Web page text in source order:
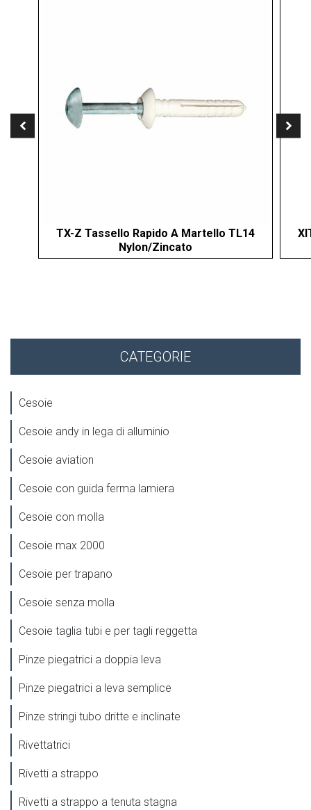
CATEGORIE
Cesoie
Cesoie andy in lega di alluminio
Cesoie aviation
Cesoie con guida ferma lamiera
Cesoie con molla
Cesoie max 2000
Cesoie per trapano
Cesoie senza molla
Cesoie taglia tubi e per tagli reggetta
Pinze piegatrici a doppia leva
Pinze piegatrici a leva semplice
Pinze stringi tubo dritte e inclinate
Rivettatrici
Rivetti a strappo
Rivetti a strappo a tenuta stagna
TX-Z Tassello Rapido A Martello TL14
Nylon/Zincato